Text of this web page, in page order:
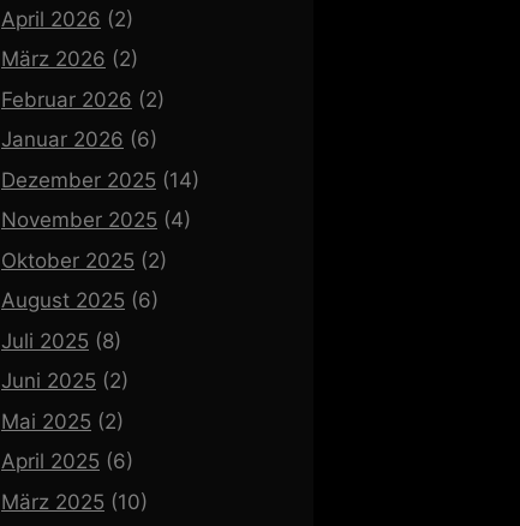
April 2026 (2)
März 2026 (2)
Februar 2026 (2)
Januar 2026 (6)
Dezember 2025 (14)
November 2025 (4)
Oktober 2025 (2)
August 2025 (6)
Juli 2025 (8)
Juni 2025 (2)
Mai 2025 (2)
April 2025 (6)
März 2025 (10)